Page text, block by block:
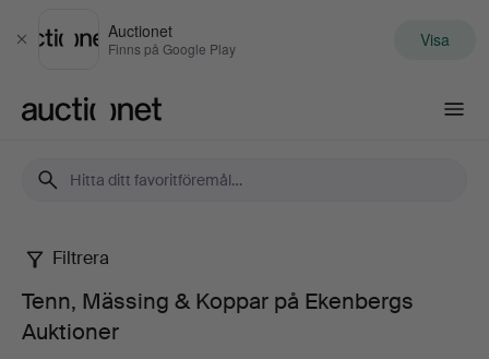
Stäng
Auctionet
Finns på Google Play Visa
Tenn,
Mässing
Filtrera
Tenn, Mässing & Koppar på Ekenbergs
Auktioner